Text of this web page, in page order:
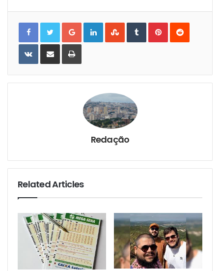
Google+LinkedInStumbleUpon
TumblrPinterestReddit
VKontakteShare
Email
Print
Redação
Related Articles